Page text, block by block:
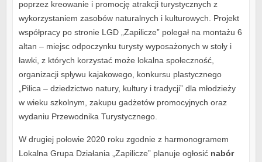
poprzez kreowanie i promocję atrakcji turystycznych z
wykorzystaniem zasobów naturalnych i kulturowych. Projekt
współpracy po stronie LGD „Zapilicze” polegał na montażu 6
altan – miejsc odpoczynku turysty wyposażonych w stoły i
ławki, z których korzystać może lokalna społeczność,
organizacji spływu kajakowego, konkursu plastycznego
„Pilica – dziedzictwo natury, kultury i tradycji” dla młodzieży
w wieku szkolnym, zakupu gadżetów promocyjnych oraz
wydaniu Przewodnika Turystycznego.
W drugiej połowie 2020 roku zgodnie z harmonogramem
Lokalna Grupa Działania „Zapilicze” planuje ogłosić nabór